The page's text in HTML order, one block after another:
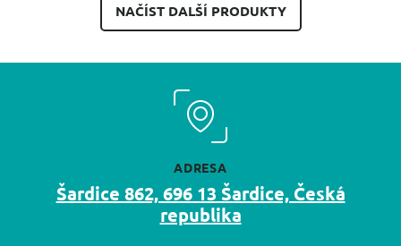
NAČÍST DALŠÍ PRODUKTY
ADRESA
Šardice 862, 696 13 Šardice, Česká
republika